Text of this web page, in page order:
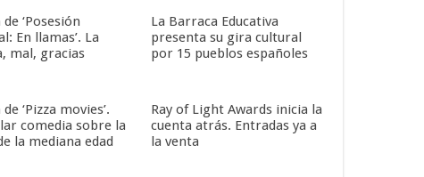
‘Posesión
En llamas’. La
mal, gracias
La Barraca Educativa
presenta su gira cultural
por 15 pueblos españoles
‘Pizza movies’.
comedia sobre la
la mediana edad
Ray of Light Awards inicia la
cuenta atrás. Entradas ya a
la venta